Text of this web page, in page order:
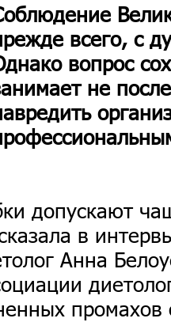
всего, с
вопрос
не
допускают
в
Анна
промахов